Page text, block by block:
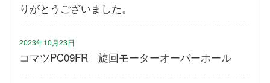
りがとうございました。
2023年10月23日
コマツPC09FR 旋回モーターオーバーホール